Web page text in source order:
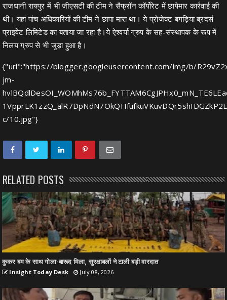
राजधानी रायपुर में भी जीएसटी की टीम ने सैफ्रॉन कॉर्पोरेट में छापेमार कार्रवाई की
थी। यहां पांच अधिकारियों की टीम ने छापा मारा था। ये प्रोजेक्ट बगड़िया ब्रदर्स
प्राइवेट लिमिटेड का बताया जा रहा है।ये ऐश्वर्या ग्रुप के सह-संस्थापक के रूप में
निलय ग्रुप से भी जुड़ा हुआ है।
{"url":"https://blogger.googleusercontent.com/img/b/
jm-
c/10.jpg"}
RELATED POSTS
कुकर बम के साथ गोला-बारूद मिला, सुरक्षाबलों ने टाली बड़ी वारदात
Insight Today Desk July 08, 2026